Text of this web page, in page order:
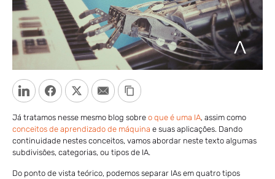
LinkedInFacebookTwitterEmail Copy Link
Já tratamos nesse mesmo blog sobre o que é uma IA, assim como
conceitos de aprendizado de máquina e suas aplicações. Dando
continuidade nestes conceitos, vamos abordar neste texto algumas
subdivisões, categorias, ou tipos de IA.
Do ponto de vista teórico, podemos separar IAs em quatro tipos